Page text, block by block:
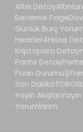
Altın DetayAltınlar
Deneme Page
Günlük Burç
Header4Hisse
Kriptopara Detay
Parite Detay
Puan Durumu
Son Dakika
Yayın AkışlarıYayın
Yorumlarım